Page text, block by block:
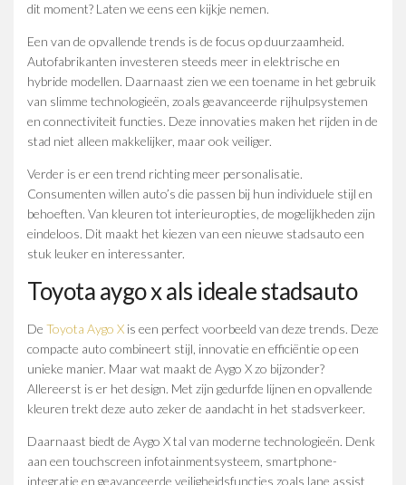
dit moment? Laten we eens een kijkje nemen.
Een van de opvallende trends is de focus op duurzaamheid.
Autofabrikanten investeren steeds meer in elektrische en
hybride modellen. Daarnaast zien we een toename in het gebruik
van slimme technologieën, zoals geavanceerde rijhulpsystemen
en connectiviteit functies. Deze innovaties maken het rijden in de
stad niet alleen makkelijker, maar ook veiliger.
Verder is er een trend richting meer personalisatie.
Consumenten willen auto’s die passen bij hun individuele stijl en
behoeften. Van kleuren tot interieuropties, de mogelijkheden zijn
eindeloos. Dit maakt het kiezen van een nieuwe stadsauto een
stuk leuker en interessanter.
Toyota aygo x als ideale stadsauto
De Toyota Aygo X is een perfect voorbeeld van deze trends. Deze
compacte auto combineert stijl, innovatie en efficiëntie op een
unieke manier. Maar wat maakt de Aygo X zo bijzonder?
Allereerst is er het design. Met zijn gedurfde lijnen en opvallende
kleuren trekt deze auto zeker de aandacht in het stadsverkeer.
Daarnaast biedt de Aygo X tal van moderne technologieën. Denk
aan een touchscreen infotainmentsysteem, smartphone-
integratie en geavanceerde veiligheidsfuncties zoals lane assist